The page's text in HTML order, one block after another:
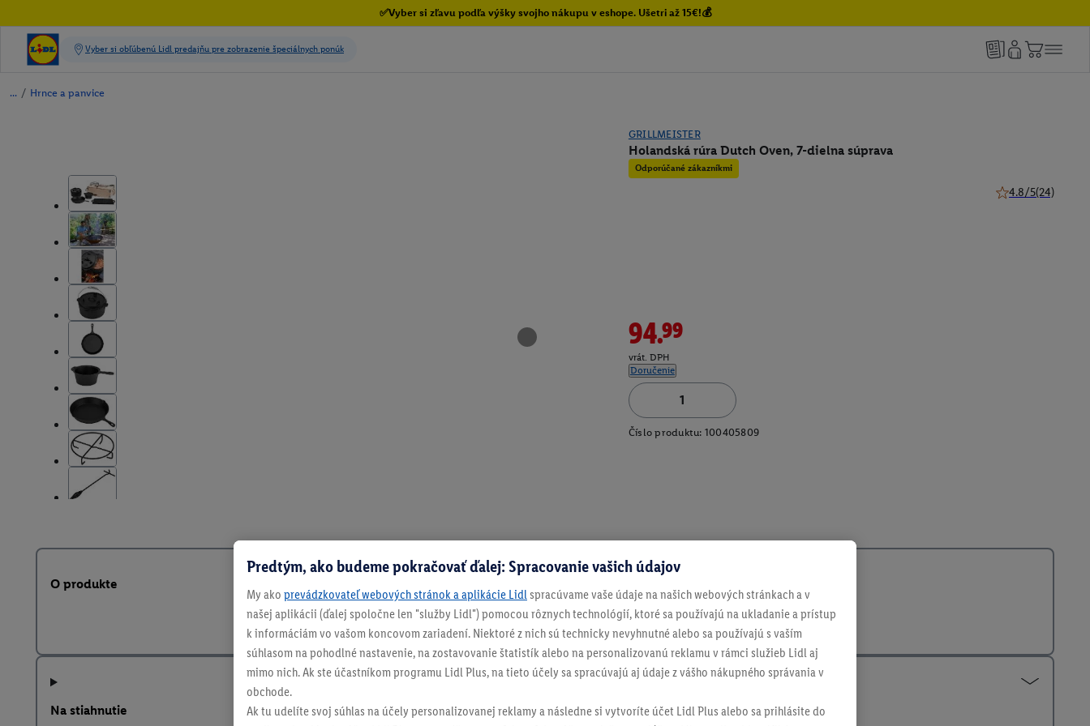
✅Vyber si zľavu podľa výšky svojho nákupu v eshope. Ušetri až 15€!💰
/ Hrnce a panvice
GRILLMEISTER
Holandská rúra Dutch Oven, 7-dielna súprava
Odporúčané zákazníkmi
4.8/5(24)
94.99
vrát. DPH
Doručenie
Číslo produktu: 100405809
O produkte
Na stiahnutie
Predtým, ako budeme pokračovať ďalej: Spracovanie vašich údajov
My ako prevádzkovateľ webových stránok a aplikácie Lidl spracúvame vaše údaje na našich webových stránkach a v
našej aplikácii (ďalej spoločne len "služby Lidl") pomocou rôznych technológií, ktoré sa používajú na ukladanie a prístup
k informáciám vo vašom koncovom zariadení. Niektoré z nich sú technicky nevyhnutné alebo sa používajú s vaším
súhlasom na pohodlné nastavenie, na zostavovanie štatistík alebo na personalizovanú reklamu v rámci služieb Lidl aj
mimo nich. Ak ste účastníkom programu Lidl Plus, na tieto účely sa spracúvajú aj údaje z vášho nákupného správania v
obchode.
Ak tu udelíte svoj súhlas na účely personalizovanej reklamy a následne si vytvoríte účet Lidl Plus alebo sa prihlásite do